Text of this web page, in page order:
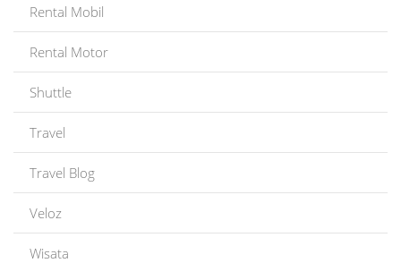
Rental Mobil
Rental Motor
Shuttle
Travel
Travel Blog
Veloz
Wisata